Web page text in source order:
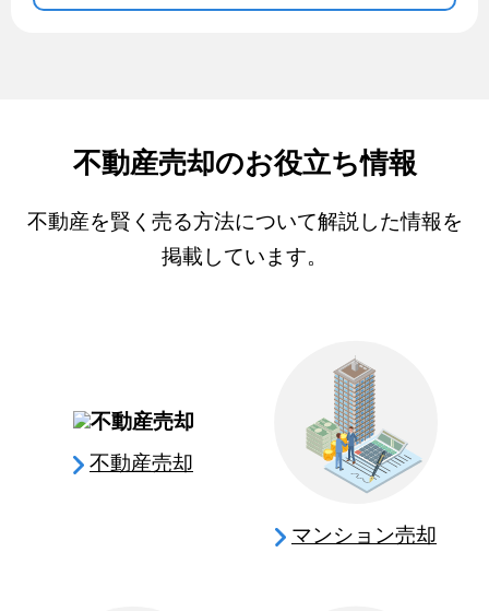
不動産売却のお役立ち情報
不動産を賢く売る方法について解説した情報を
掲載しています。
不動産売却
マンション売却